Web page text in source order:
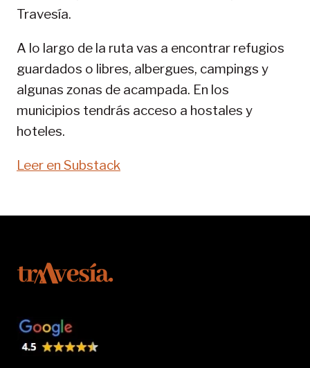
Travesía.
A lo largo de la ruta vas a encontrar refugios
guardados o libres, albergues, campings y
algunas zonas de acampada. En los
municipios tendrás acceso a hostales y
hoteles.
Leer en Substack